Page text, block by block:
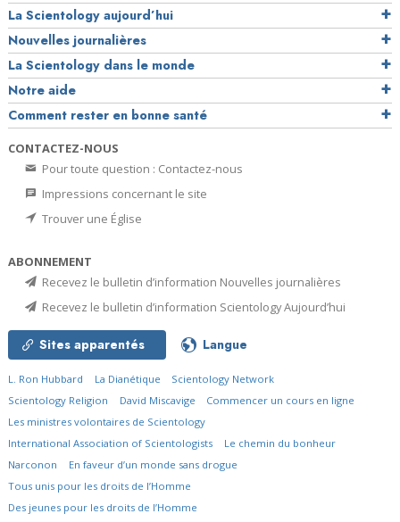
La Scientology aujourd’hui
Nouvelles journalières
La Scientology dans le monde
Notre aide
Comment rester en bonne santé
CONTACTEZ-NOUS
Pour toute question : Contactez-nous
Impressions concernant le site
Trouver une Église
ABONNEMENT
Recevez le bulletin d’information Nouvelles journalières
Recevez le bulletin d’information Scientology Aujourd’hui
Sites apparentés Langue
L. Ron Hubbard La Dianétique
Scientology Network
Scientology Religion
David Miscavige
Commencer un cours en ligne
Les ministres volontaires de Scientology
International Association of Scientologists
Le chemin du bonheur
Narconon
En faveur d’un monde sans drogue
Tous unis pour les droits de l’Homme
Des jeunes pour les droits de l’Homme